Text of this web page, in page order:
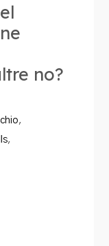
no?
,
,